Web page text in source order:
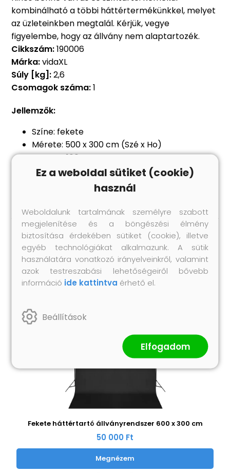
kombinálható a többi háttértermékünkkel, melyet
az üzleteinkben megtalál. Kérjük, vegye
figyelembe, hogy az állvány nem alaptartozék.
Cikkszám:190006
Márka:vidaXL
Súly [kg]:2,6
Csomagok száma:1
Jellemzők:
Színe: fekete
Mérete: 500 x 300 cm (Szé x Ho)
Anyaga: 100% pamut
Színtartó
Hasonló termékek
Fekete háttértartó állványrendszer 600 x 300 cm
50 000 Ft
Megnézem
Ez a weboldal sütiket (cookie)
használ
Weboldalunk tartalmának személyre szabott
megjelenítése és a böngészési élmény
biztosítása érdekében sütiket (cookie), illetve
egyéb technológiákat alkalmazunk. A sütik
használatára vonatkozó irányelveinkről, valamint
azok testreszabási lehetőségeiről bővebb
információ ide kattintva érhető el.
Beállítások
Elfogadom